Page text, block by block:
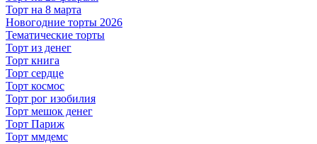
Торт на 8 марта
Новогодние торты 2026
Тематические торты
Торт из денег
Торт книга
Торт сердце
Торт космос
Торт рог изобилия
Торт мешок денег
Торт Париж
Торт ммдемс